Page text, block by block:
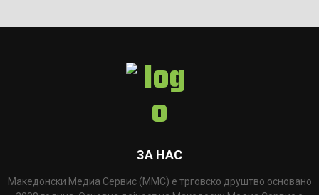
ЗА НАС
Македонски Медиа Сервис (ММС) е трговско друштво основано